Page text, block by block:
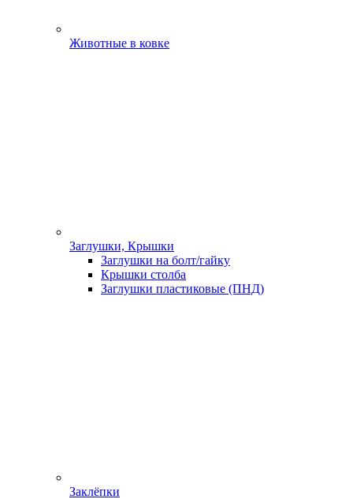
Животные в ковке
Заглушки, Крышки
Заглушки на болт/гайку
Крышки столба
Заглушки пластиковые (ПНД)
Заклёпки